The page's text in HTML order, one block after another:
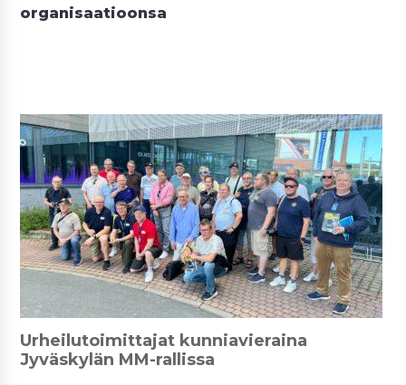
organisaatioonsa
Urheilutoimittajat kunniavieraina
Jyväskylän MM-rallissa